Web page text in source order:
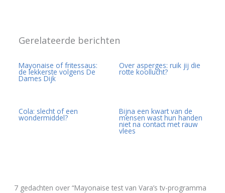
Gerelateerde berichten
Mayonaise of fritessaus:
de lekkerste volgens De
Dames Dijk
Over asperges: ruik jij die
rotte koollucht?
Cola: slecht of een
wondermiddel?
Bijna een kwart van de
mensen wast hun handen
niet na contact met rauw
vlees
7 gedachten over “Mayonaise test van Vara’s tv-programma